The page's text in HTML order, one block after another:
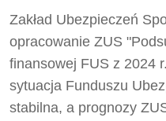
Zakład Ubezpieczeń
opracowanie ZUS
finansowej FUS z 2024
sytuacja Funduszu
stabilna, a prognozy